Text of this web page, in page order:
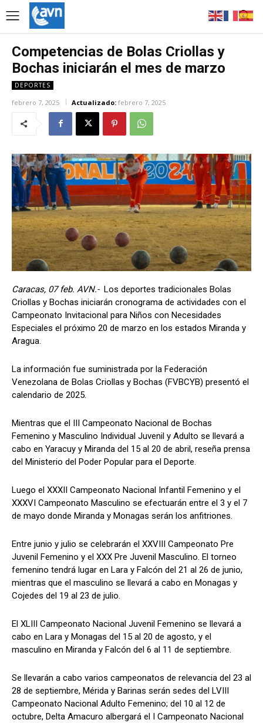
Competencias de Bolas Criollas y
Bochas iniciarán el mes de marzo
DEPORTES
febrero 7, 2025 Actualizado: febrero 7, 2025
Caracas, 07 feb. AVN.- Los deportes tradicionales Bolas
Criollas y Bochas iniciarán cronograma de actividades con el
Campeonato Invitacional para Niños con Necesidades
Especiales el próximo 20 de marzo en los estados Miranda y
Aragua.
La información fue suministrada por la Federación
Venezolana de Bolas Criollas y Bochas (FVBCYB) presentó el
calendario de 2025.
Mientras que el III Campeonato Nacional de Bochas
Femenino y Masculino Individual Juvenil y Adulto se llevará a
cabo en Yaracuy y Miranda del 15 al 20 de abril, reseña prensa
del Ministerio del Poder Popular para el Deporte.
Luego el XXXII Campeonato Nacional Infantil Femenino y el
XXXVI Campeonato Masculino se efectuarán entre el 3 y el 7
de mayo donde Miranda y Monagas serán los anfitriones.
Entre junio y julio se celebrarán el XXVIII Campeonato Pre
Juvenil Femenino y el XXX Pre Juvenil Masculino. El torneo
femenino tendrá lugar en Lara y Falcón del 21 al 26 de junio,
mientras que el masculino se llevará a cabo en Monagas y
Cojedes del 19 al 23 de julio.
El XLIII Campeonato Nacional Juvenil Femenino se llevará a
cabo en Lara y Monagas del 15 al 20 de agosto, y el
masculino en Miranda y Falcón del 6 al 11 de septiembre.
Se llevarán a cabo varios campeonatos de relevancia del 23 al
28 de septiembre, Mérida y Barinas serán sedes del LVIII
Campeonato Nacional Adulto Femenino; del 10 al 12 de
octubre, Delta Amacuro albergará el I Campeonato Nacional